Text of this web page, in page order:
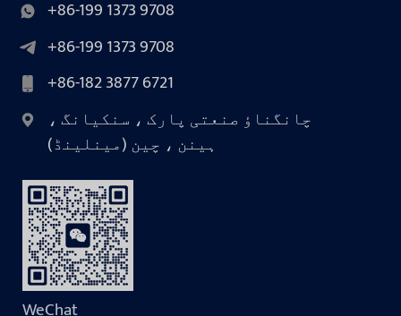
+86-199 1373 9708
+86-199 1373 9708
+86-182 3877 6721
چانگناؤ صنعتی پارک ، سنکیانگ ،
ہینن ، چین (مینلینڈ)
WeChat